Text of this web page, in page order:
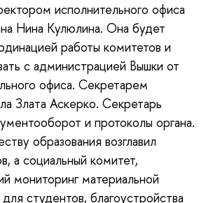
исполнительного офиса
Нина Кулюлина. Она будет
работы комитетов и
с администрацией Вышки от
офиса. Секретарем
Злата Аскерко. Секретарь
и протоколы органа.
образования возглавил
а социальный комитет,
мониторинг материальной
студентов, благоустройства